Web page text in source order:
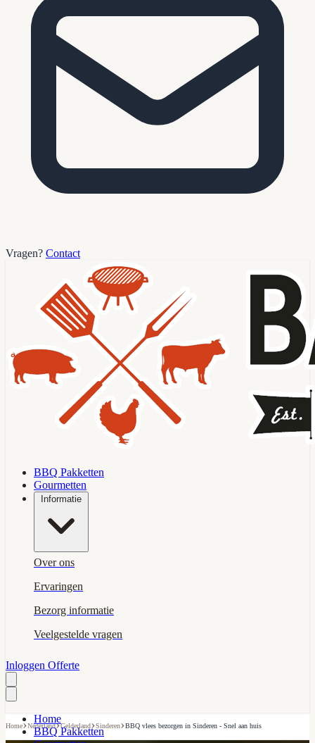
Vragen? Contact
BBQ Pakketten
Gourmetten
Informatie
Over ons
Ervaringen
Bezorg informatie
Veelgestelde vragen
Inloggen Offerte
Home
BBQ Pakketten
Home›Nederland›Gelderland›Sinderen›BBQ vlees bezorgen in Sinderen - Snel aan huis